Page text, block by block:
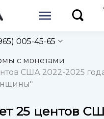
005-45-65
с монетами
США 2022-2025
25 центов